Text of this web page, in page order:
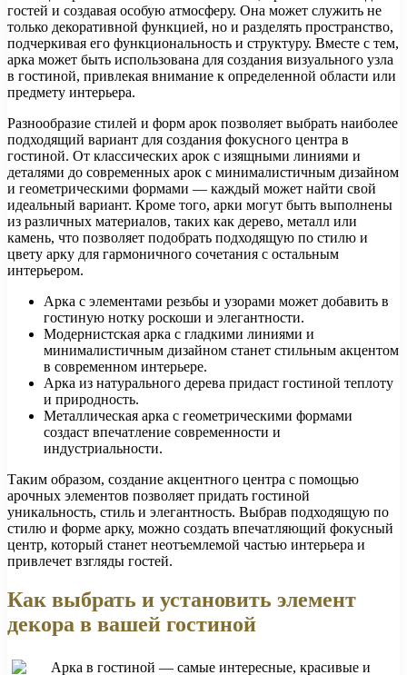
гостей и создавая особую атмосферу. Она может служить не
только декоративной функцией, но и разделять пространство,
подчеркивая его функциональность и структуру. Вместе с тем,
арка может быть использована для создания визуального узла
в гостиной, привлекая внимание к определенной области или
предмету интерьера.
Разнообразие стилей и форм арок позволяет выбрать наиболее
подходящий вариант для создания фокусного центра в
гостиной. От классических арок с изящными линиями и
деталями до современных арок с минималистичным дизайном
и геометрическими формами — каждый может найти свой
идеальный вариант. Кроме того, арки могут быть выполнены
из различных материалов, таких как дерево, металл или
камень, что позволяет подобрать подходящую по стилю и
цвету арку для гармоничного сочетания с остальным
интерьером.
Арка с элементами резьбы и узорами может добавить в
гостиную нотку роскоши и элегантности.
Модернистская арка с гладкими линиями и
минималистичным дизайном станет стильным акцентом
в современном интерьере.
Арка из натурального дерева придаст гостиной теплоту
и природность.
Металлическая арка с геометрическими формами
создаст впечатление современности и
индустриальности.
Таким образом, создание акцентного центра с помощью
арочных элементов позволяет придать гостиной
уникальность, стиль и элегантность. Выбрав подходящую по
стилю и форме арку, можно создать впечатляющий фокусный
центр, который станет неотъемлемой частью интерьера и
привлечет взгляды гостей.
Как выбрать и установить элемент
декора в вашей гостиной